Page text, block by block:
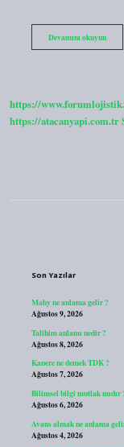
Devamını okuyun
https://
https://atacanyapi.com.tr
Son Yazılar
Mahy ne anlama gelir ?
Ağustos 9, 2026
Talihim anlamı nedir ?
Ağustos 8, 2026
Kanere ne demek TDK ?
Ağustos 7, 2026
Bilimsel bilgi mutlak mıdır
Ağustos 6, 2026
Avans almak ne anlama
Ağustos 4, 2026